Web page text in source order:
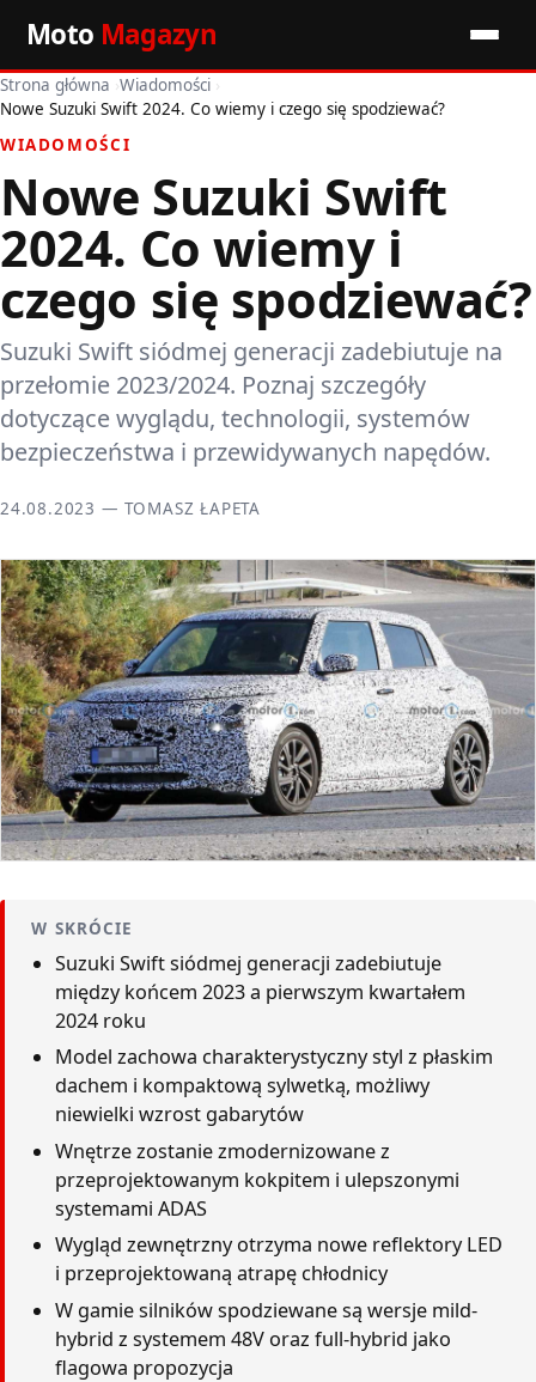
Moto Magazyn
Start
Wiadomości
Premiery
Porady motoryzacyjne
Pozostałe artykuły
Strona główna ›Wiadomości ›
Nowe Suzuki Swift 2024. Co wiemy i czego się spodziewać?
WIADOMOŚCI
Nowe Suzuki Swift
2024. Co wiemy i
czego się spodziewać?
Suzuki Swift siódmej generacji zadebiutuje na
przełomie 2023/2024. Poznaj szczegóły
dotyczące wyglądu, technologii, systemów
bezpieczeństwa i przewidywanych napędów.
24.08.2023 — TOMASZ ŁAPETA
W SKRÓCIE
Suzuki Swift siódmej generacji zadebiutuje
między końcem 2023 a pierwszym kwartałem
2024 roku
Model zachowa charakterystyczny styl z płaskim
dachem i kompaktową sylwetką, możliwy
niewielki wzrost gabarytów
Wnętrze zostanie zmodernizowane z
przeprojektowanym kokpitem i ulepszonymi
systemami ADAS
Wygląd zewnętrzny otrzyma nowe reflektory LED
i przeprojektowaną atrapę chłodnicy
W gamie silników spodziewane są wersje mild-
hybrid z systemem 48V oraz full-hybrid jako
flagowa propozycja